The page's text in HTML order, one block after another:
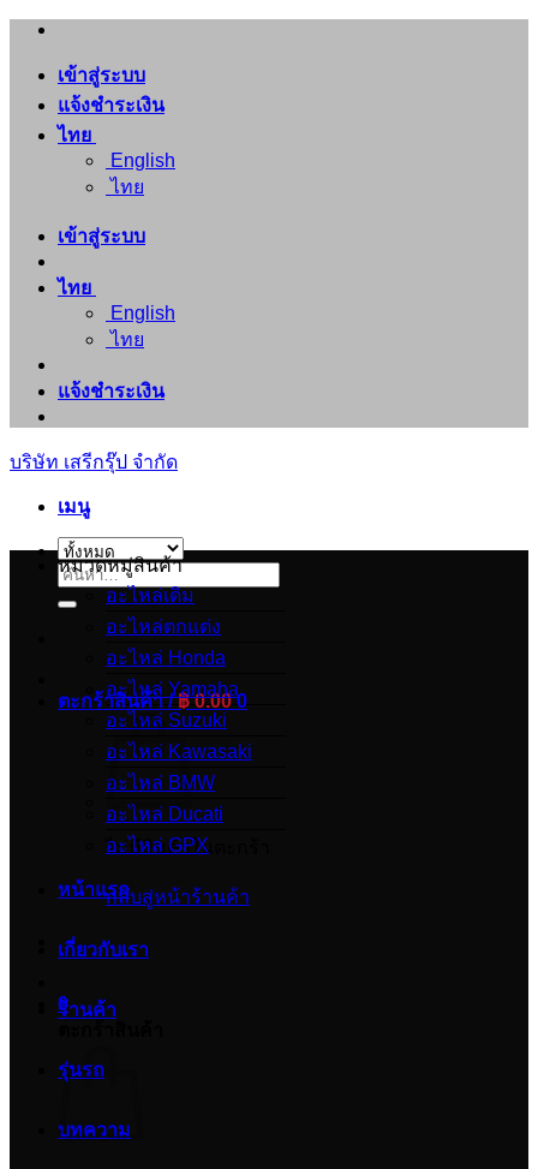
ข้าม
เนื้อหา
เข้าสู่ระบบ
แจ้งชำระเงิน
ไทย
English
ไทย
เข้าสู่ระบบ
ไทย
English
ไทย
แจ้งชำระเงิน
บริษัท เสรีกรุ๊ป จำกัด
เมนู
ค้นหา:
ตะกร้าสินค้า /฿0.00 0
ไม่มีสินค้าในตะกร้า
กลับสู่หน้าร้านค้า
0
หมวดหมู่สินค้า
อะไหล่เดิม
อะไหล่ตกแต่ง
อะไหล่ Honda
อะไหล่ Yamaha
อะไหล่ Suzuki
อะไหล่ Kawasaki
อะไหล่ BMW
อะไหล่ Ducati
อะไหล่ GPX
หน้าแรก
เกี่ยวกับเรา
ร้านค้า
รุ่นรถ
บทความ